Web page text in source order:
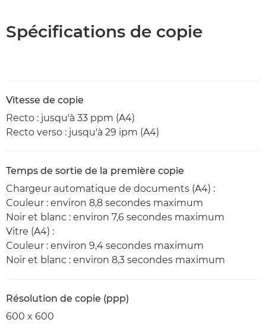
Spécifications de copie
Vitesse de copie
Recto : jusqu'à 33 ppm (A4)
Recto verso : jusqu'à 29 ipm (A4)
Temps de sortie de la première copie
Chargeur automatique de documents (A4) :
Couleur : environ 8,8 secondes maximum
Noir et blanc : environ 7,6 secondes maximum
Vitre (A4) :
Couleur : environ 9,4 secondes maximum
Noir et blanc : environ 8,3 secondes maximum
Résolution de copie (ppp)
600 x 600